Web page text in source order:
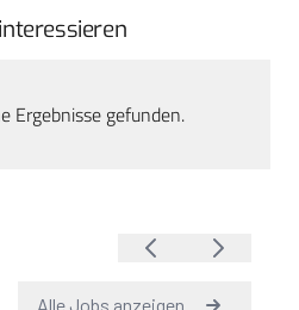
Ergebnisse gefunden.